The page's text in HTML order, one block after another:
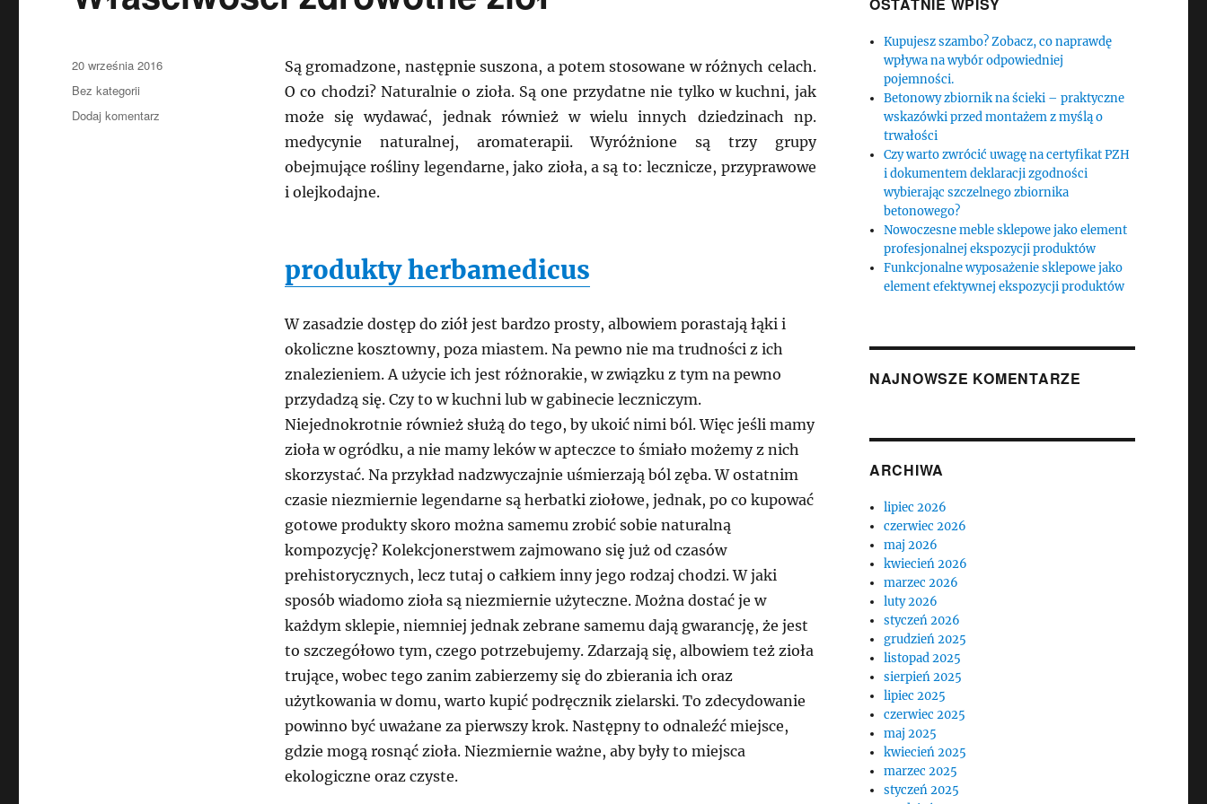
Są gromadzone, następnie suszona, a potem stosowane w różnych celach.
O co chodzi? Naturalnie o zioła. Są one przydatne nie tylko w kuchni, jak
może się wydawać, jednak również w wielu innych dziedzinach np.
medycynie naturalnej, aromaterapii. Wyróżnione są trzy grupy
obejmujące rośliny legendarne, jako zioła, a są to: lecznicze, przyprawowe
i olejkodajne.
produkty herbamedicus
W zasadzie dostęp do ziół jest bardzo prosty, albowiem porastają łąki i
okoliczne kosztowny, poza miastem. Na pewno nie ma trudności z ich
znalezieniem. A użycie ich jest różnorakie, w związku z tym na pewno
przydadzą się. Czy to w kuchni lub w gabinecie leczniczym.
Niejednokrotnie również służą do tego, by ukoić nimi ból. Więc jeśli mamy
zioła w ogródku, a nie mamy leków w apteczce to śmiało możemy z nich
skorzystać. Na przykład nadzwyczajnie uśmierzają ból zęba. W ostatnim
czasie niezmiernie legendarne są herbatki ziołowe, jednak, po co kupować
gotowe produkty skoro można samemu zrobić sobie naturalną
kompozycję? Kolekcjonerstwem zajmowano się już od czasów
prehistorycznych, lecz tutaj o całkiem inny jego rodzaj chodzi. W jaki
sposób wiadomo zioła są niezmiernie użyteczne. Można dostać je w
każdym sklepie, niemniej jednak zebrane samemu dają gwarancję, że jest
to szczegółowo tym, czego potrzebujemy. Zdarzają się, albowiem też zioła
trujące, wobec tego zanim zabierzemy się do zbierania ich oraz
użytkowania w domu, warto kupić podręcznik zielarski. To zdecydowanie
powinno być uważane za pierwszy krok. Następny to odnaleźć miejsce,
gdzie mogą rosnąć zioła. Niezmiernie ważne, aby były to miejsca
ekologiczne oraz czyste.
Data
publikacji
20 września 2016
Kategorie
Bez kategorii
Dodaj komentarz
Kupujesz szambo? Zobacz, co naprawdę
wpływa na wybór odpowiedniej
pojemności.
Betonowy zbiornik na ścieki – praktyczne
wskazówki przed montażem z myślą o
trwałości
Czy warto zwrócić uwagę na certyfikat PZH
i dokumentem deklaracji zgodności
wybierając szczelnego zbiornika
betonowego?
Nowoczesne meble sklepowe jako element
profesjonalnej ekspozycji produktów
Funkcjonalne wyposażenie sklepowe jako
element efektywnej ekspozycji produktów
NAJNOWSZE KOMENTARZE
ARCHIWA
lipiec 2026
czerwiec 2026
maj 2026
kwiecień 2026
marzec 2026
luty 2026
styczeń 2026
grudzień 2025
listopad 2025
sierpień 2025
lipiec 2025
czerwiec 2025
maj 2025
kwiecień 2025
marzec 2025
styczeń 2025